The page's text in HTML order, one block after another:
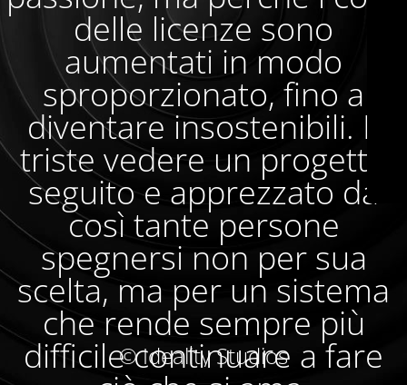
delle licenze sono
aumentati in modo
sproporzionato, fino a
diventare insostenibili. È
triste vedere un progetto
seguito e apprezzato da
così tante persone
spegnersi non per sua
scelta, ma per un sistema
che rende sempre più
difficile continuare a fare
© Ideality Studios